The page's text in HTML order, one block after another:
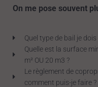
On me pose souvent
Quel type de bail je
Quelle est la surface
m² OU 20 m3 ?
Le règlement de
comment puis-je faire ?